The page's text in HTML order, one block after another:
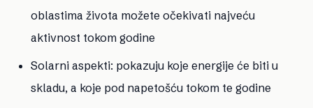
oblastima života možete očekivati najveću
aktivnost tokom godine
Solarni aspekti: pokazuju koje energije će biti u
skladu, a koje pod napetošću tokom te godine